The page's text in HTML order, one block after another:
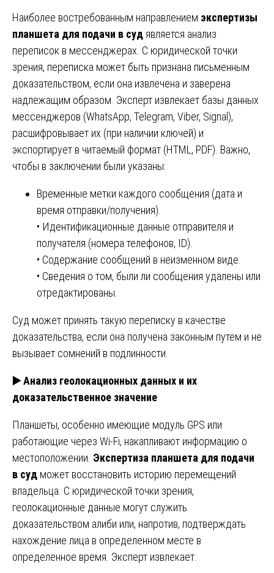
Наиболее востребованным направлением экспертизы
планшета для подачи в суд является анализ
переписок в мессенджерах. С юридической точки
зрения, переписка может быть признана письменным
доказательством, если она извлечена и заверена
надлежащим образом. Эксперт извлекает базы данных
мессенджеров (WhatsApp, Telegram, Viber, Signal),
расшифровывает их (при наличии ключей) и
экспортирует в читаемый формат (HTML, PDF). Важно,
чтобы в заключении были указаны:
Временные метки каждого сообщения (дата и
время отправки/получения).
• Идентификационные данные отправителя и
получателя (номера телефонов, ID).
• Содержание сообщений в неизменном виде.
• Сведения о том, были ли сообщения удалены или
отредактированы.
Суд может принять такую переписку в качестве
доказательства, если она получена законным путем и не
вызывает сомнений в подлинности.
▶️Анализ геолокационных данных и их
доказательственное значение
Планшеты, особенно имеющие модуль GPS или
работающие через Wi-Fi, накапливают информацию о
местоположении. Экспертиза планшета для подачи
в суд может восстановить историю перемещений
владельца. С юридической точки зрения,
геолокационные данные могут служить
доказательством алиби или, напротив, подтверждать
нахождение лица в определенном месте в
определенное время. Эксперт извлекает: